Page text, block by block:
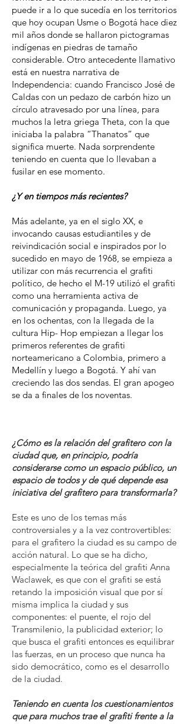
puede ir a lo que sucedía en los territorios
que hoy ocupan Usme o Bogotá hace diez
mil años donde se hallaron pictogramas
indígenas en piedras de tamaño
considerable. Otro antecedente llamativo
está en nuestra narrativa de
Independencia: cuando Francisco José de
Caldas con un pedazo de carbón hizo un
círculo atravesado por una línea, para
muchos la letra griega Theta, con la que
iniciaba la palabra “Thanatos” que
significa muerte. Nada sorprendente
teniendo en cuenta que lo llevaban a
fusilar en ese momento.
¿Y en tiempos más recientes?
Más adelante, ya en el siglo XX, e
invocando causas estudiantiles y de
reivindicación social e inspirados por lo
sucedido en mayo de 1968, se empieza a
utilizar con más recurrencia el grafiti
político, de hecho el M-19 utilizó el grafiti
como una herramienta activa de
comunicación y propaganda. Luego, ya
en los ochentas, con la llegada de la
cultura Hip- Hop empiezan a llegar los
primeros referentes de grafiti
norteamericano a Colombia, primero a
Medellín y luego a Bogotá. Y ahí van
creciendo las dos sendas. El gran apogeo
se da a finales de los noventas.
¿Cómo es la relación del grafitero con la
ciudad que, en principio, podría
considerarse como un espacio público, un
espacio de todos y de qué depende esa
iniciativa del grafitero para transformarla?
Este es uno de los temas más
controversiales y a la vez controvertibles:
para el grafitero la ciudad es su campo de
acción natural. Lo que se ha dicho,
especialmente la teórica del grafiti Anna
Waclawek, es que con el grafiti se está
retando la imposición visual que por sí
misma implica la ciudad y sus
componentes: el puente, el rojo del
Transmilenio, la publicidad exterior; lo
que busca el grafiti entonces es equilibrar
las fuerzas, en un proceso que nunca ha
sido democrático, como es el desarrollo
de la ciudad.
Teniendo en cuenta los cuestionamientos
que para muchos trae el grafiti frente a la